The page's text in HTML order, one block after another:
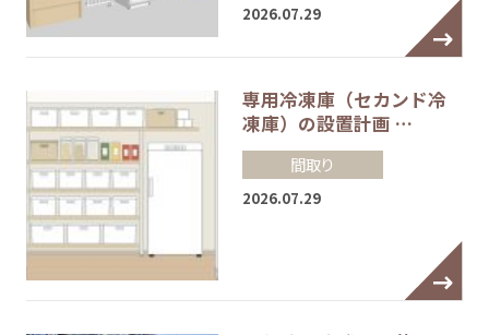
2026.07.29
専用冷凍庫（セカンド冷
凍庫）の設置計画 …
間取り
2026.07.29